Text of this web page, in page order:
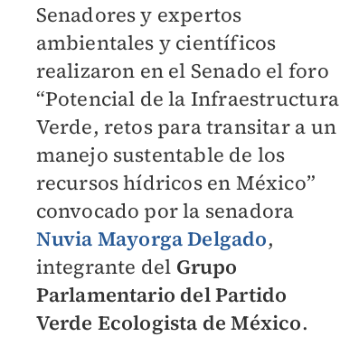
Senadores y expertos
ambientales y científicos
realizaron en el Senado el foro
“Potencial de la Infraestructura
Verde, retos para transitar a un
manejo sustentable de los
recursos hídricos en México”
convocado por la senadora
Nuvia Mayorga Delgado,
integrante del Grupo
Parlamentario del Partido
Verde Ecologista de México.